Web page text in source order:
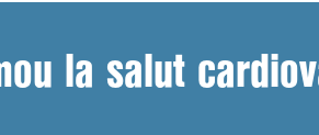
la salut